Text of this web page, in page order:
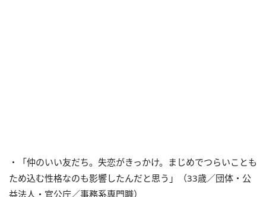
・「仲のいい友だち。失恋がきっかけ。まじめでつらいことも
ため込む性格なのも影響したんだと思う」（33歳／団体・公
益法人・官公庁／事務系専門職）